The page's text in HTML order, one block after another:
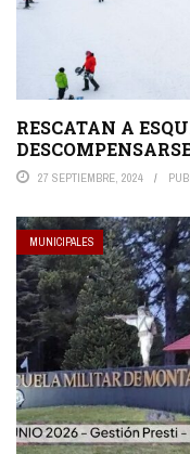
RESCATAN A
27 SEPTIEMBRE, 2024
MUNICIPALES